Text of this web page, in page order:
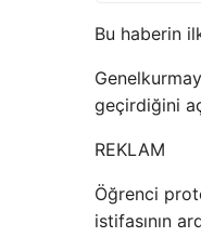
Bu haberin
geçirdiğini
REKLAM
Öğrenci
istifasının